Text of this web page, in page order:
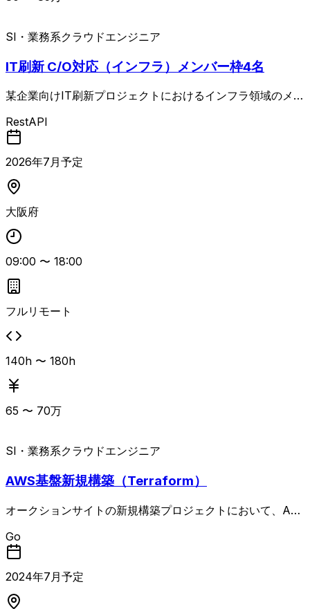
SI・業務系クラウドエンジニア
IT刷新 C/O対応（インフラ）メンバー枠4名
某企業向けIT刷新プロジェクトにおけるインフラ領域のメン
したシステム刷新案件で、現在は要件定義中、7月から基本
設計フェーズに移行予定です。 長期的に参画し、AWSを中
心としたインフラ設計・構築およびCI/CD基盤の整備、セキ
ュリティ要件を踏まえた設計対応などを行っていただきま
す。 顧客折衝を含む上流寄りのインフラエンジニアとして
RestAPI
2026年7月予定
大阪府
09:00 〜 18:00
フルリモート
140h 〜 180h
65 〜 70万
SI・業務系クラウドエンジニア
AWS基盤新規構築（Terraform）
オークションサイトの新規構築プロジェクトにおいて、AW
たコンテナ基盤の環境構築を行い、IaC（Terraform）およ
びGoによるテスト自動化を用いて設計と構築を並行して進
めます。 EC2やネットワーク、IAMなどのAWSリソース設
計・構築に加え、Terraform（HCL）によるインフラ構築自
動化とEKSを用いた環境構築が主な業務となります。 AI開
Go
2024年7 月予定